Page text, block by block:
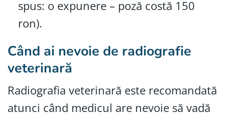
spus: o expunere – poză costă 150
ron).
Când ai nevoie de radiografie
veterinară
Radiografia veterinară este recomandată
atunci când medicul are nevoie să vadă